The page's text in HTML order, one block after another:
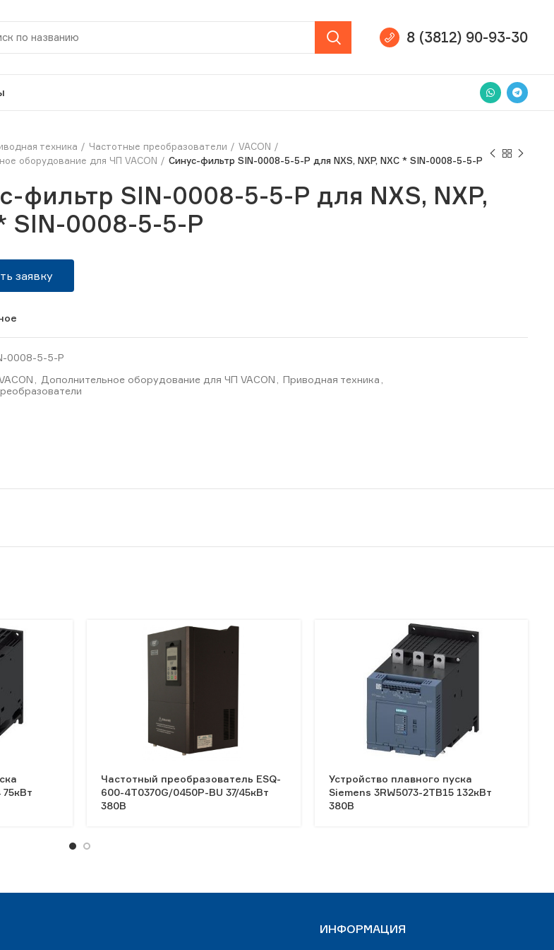
8 (3812) 90-93-30
техника Частотные преобразователи
VACON
оборудование для ЧП VACON
Синус-фильтр SIN-0008-5-5-P для NXS, NXP, NXC * SIN-0008-5-5-P
фильтр SIN-0008-5-5-P для NXS, NXP,
SIN-0008-5-5-P
заявку
0008-5-5-P
Дополнительное оборудование для ЧП VACON Приводная техника
Частотный преобразователь ESQ-
600-4T0370G/0450P-BU 37/45кВт
380В
Устройство плавного пуска
Siemens 3RW5073-2TB15 132кВт
380В
ИНФОРМАЦИЯ